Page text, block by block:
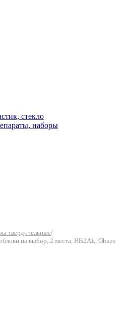
стекло
наборы
твердотельные/
на выбор, 2 места, HB2AL, Ohaus